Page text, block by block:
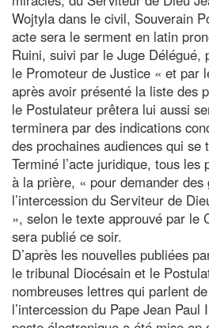
Wojtyla dans le civil, Souverain
acte sera le serment en latin
Ruini, suivi par le Juge Délégué,
le Promoteur de Justice « et par
après avoir présenté la liste des
le Postulateur prêtera lui aussi
terminera par des indications
des prochaines audiences qui se
Terminé l’acte juridique, tous les
à la prière, « pour demander des
l’intercession du Serviteur de
», selon le texte approuvé par le
sera publié ce soir.
D’après les nouvelles publiées
le tribunal Diocésain et le
nombreuses lettres qui parlent
l’intercession du Pape Jean